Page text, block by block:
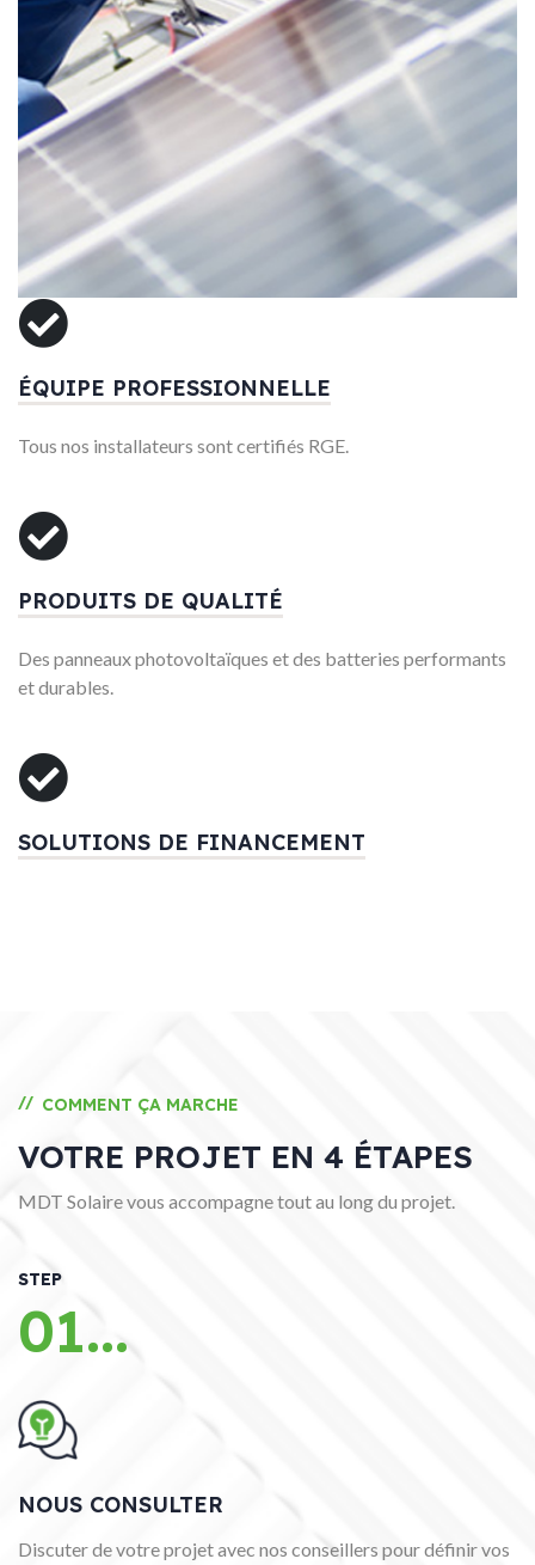
ÉQUIPE PROFESSIONNELLE
Tous nos installateurs sont certifiés RGE.
PRODUITS DE QUALITÉ
Des panneaux photovoltaïques et des batteries performants
et durables.
SOLUTIONS DE FINANCEMENT
// COMMENT ÇA MARCHE
VOTRE PROJET EN 4 ÉTAPES
MDT Solaire vous accompagne tout au long du projet.
STEP
01...
NOUS CONSULTER
Discuter de votre projet avec nos conseillers pour définir vos